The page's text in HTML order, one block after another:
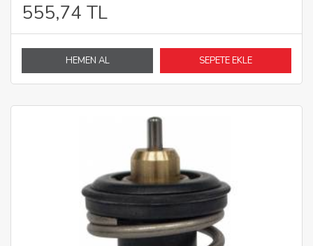
555,74 TL
HEMEN AL SEPETE EKLE